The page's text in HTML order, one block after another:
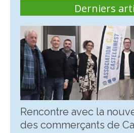
Derniers
Rencontre avec la
des commerçants de